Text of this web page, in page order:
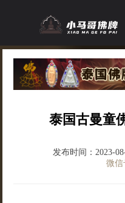
泰国古曼童
发布时间：2023-
微信